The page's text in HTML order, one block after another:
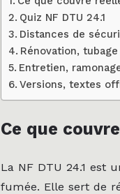
Quiz NF DTU 24.1
Distances de
Rénovation,
Entretien,
Versions, textes
Ce que
La NF DTU 24.1 est
fumée. Elle sert de